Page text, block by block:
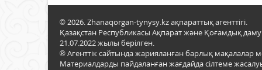
© 2026. Zhanaqorgan-tynysy.kz ақпараттық агенттігі.
Қазақстан Республикасы Ақпарат және Қоғамдық даму
21.07.2022 жылы берілген.
® Агенттік сайтында жарияланған барлық
Материалдарды пайдаланған жағдайда сілтеме